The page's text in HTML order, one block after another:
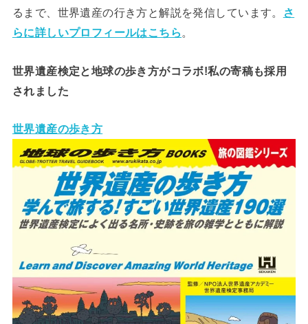
るまで、世界遺産の行き方と解説を発信しています。
さ
らに詳しいプロフィールはこちら 。
世界遺産検定と地球の歩き方がコラボ!私の寄稿も採用
されました
世界遺産の歩き方